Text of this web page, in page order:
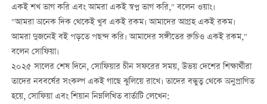
একই শখ ভাগ করি এবং আমরা একই স্বপ্ন ভাগ করি," বলেন ওয়াং।
"আমরা অনেক দিক থেকেই খুব একই রকম। আমাদের আগ্রহ একই রকম।
আমরা দুজনেই বই পড়তে পছন্দ করি। আমাদের সঙ্গীতের রুচিও একই রকম,"
বলেন সোফিয়া।
২০২৫ সালের শেষ দিনে, সোফিয়ার চীন সফরের সময়, উভয় দেশের শিক্ষার্থীরা
তাদের নববর্ষের সংকল্প একই গাছে ঝুলিয়ে রাখে। তাদের বন্ধুত্ব থেকে অনুপ্রাণিত
হয়ে, সোফিয়া এবং শিয়ান নিম্নলিখিত বার্তাটি লেখেন: